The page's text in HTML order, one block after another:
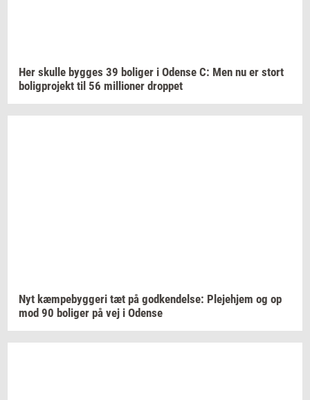
Her skul­le byg­ges 39 bo­li­ger i Oden­se C: Men nu er stort
bo­lig­pro­jekt til 56 mil­li­o­ner drop­pet
Nyt kæm­pe­byg­ge­ri tæt på god­ken­del­se: Ple­je­hjem og op
mod 90 bo­li­ger på vej i Oden­se